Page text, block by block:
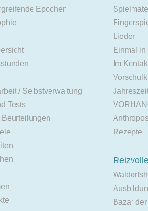
Epochen
/ Selbstverwaltung
Tests
Beurteilungen
Lieder
Einmal in
Im
Rezepte
Bazar